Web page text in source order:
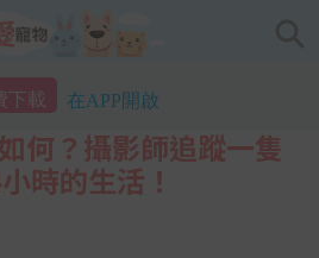
下載 在APP開啟
何？攝影師追蹤一隻
時的生活！